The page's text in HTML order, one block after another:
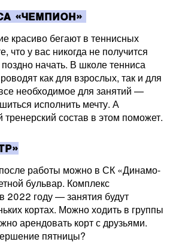
«ЧЕМПИОН»
красиво бегают в теннисных
что у вас никогда не получится
начать. В школе тенниса
как для взрослых, так и для
необходимое для занятий —
исполнить мечту. А
состав в этом поможет.
работы можно в СК «Динамо-
бульвар. Комплекс
2022 году — занятия будут
кортах. Можно ходить в группы
арендовать корт с друзьями.
пятницы?